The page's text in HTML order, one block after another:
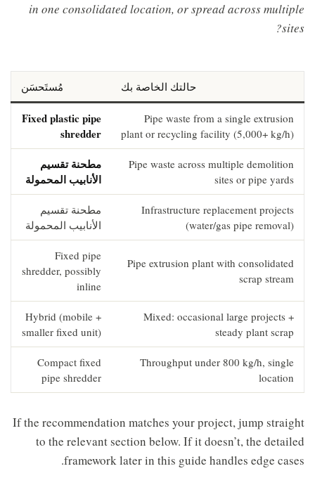
in one consolidated location, or spread across multiple
sites?
حالتك الخاصة بك مُستَحسَن
Pipe waste from a single extrusion
plant or recycling facility (5,000+ kg/h)
Fixed plastic pipe
shredder
Pipe waste across multiple demolition
sites or pipe yards
مطحنة تقسيم
الأنابيب المحمولة
Infrastructure replacement projects
(water/gas pipe removal)
مطحنة تقسيم
الأنابيب المحمولة
Pipe extrusion plant with consolidated
scrap stream
Fixed pipe
shredder, possibly
inline
Mixed: occasional large projects +
steady plant scrap
Hybrid (mobile +
smaller fixed unit)
Throughput under 800 kg/h, single
location
Compact fixed
pipe shredder
If the recommendation matches your project, jump straight
to the relevant section below. If it doesn’t, the detailed
framework later in this guide handles edge cases.